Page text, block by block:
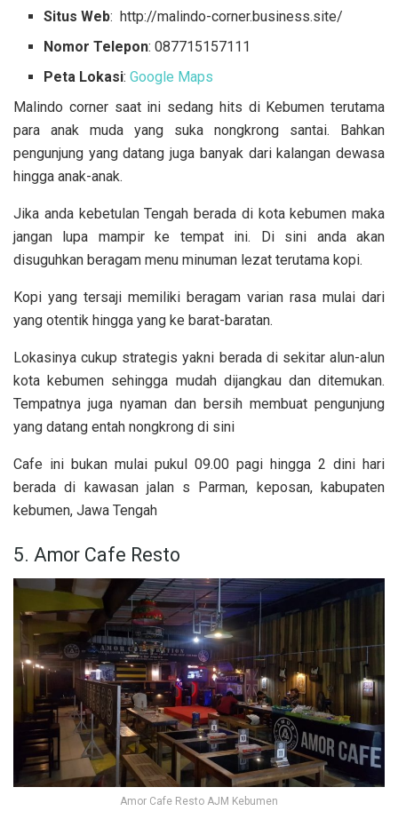
Situs Web: http://malindo-corner.business.site/
Nomor Telepon: 087715157111
Peta Lokasi:Google Maps
Malindo corner saat ini sedang hits di Kebumen terutama
para anak muda yang suka nongkrong santai. Bahkan
pengunjung yang datang juga banyak dari kalangan dewasa
hingga anak-anak.
Jika anda kebetulan Tengah berada di kota kebumen maka
jangan lupa mampir ke tempat ini. Di sini anda akan
disuguhkan beragam menu minuman lezat terutama kopi.
Kopi yang tersaji memiliki beragam varian rasa mulai dari
yang otentik hingga yang ke barat-baratan.
Lokasinya cukup strategis yakni berada di sekitar alun-alun
kota kebumen sehingga mudah dijangkau dan ditemukan.
Tempatnya juga nyaman dan bersih membuat pengunjung
yang datang entah nongkrong di sini
Cafe ini bukan mulai pukul 09.00 pagi hingga 2 dini hari
berada di kawasan jalan s Parman, keposan, kabupaten
kebumen, Jawa Tengah
5. Amor Cafe Resto
Amor Cafe Resto AJM Kebumen